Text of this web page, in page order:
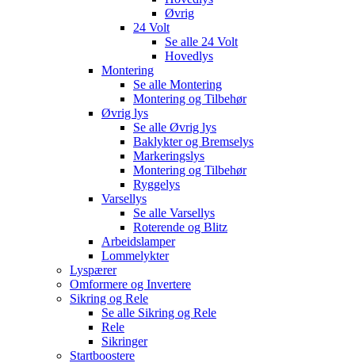
Øvrig
24 Volt
Se alle 24 Volt
Hovedlys
Montering
Se alle Montering
Montering og Tilbehør
Øvrig lys
Se alle Øvrig lys
Baklykter og Bremselys
Markeringslys
Montering og Tilbehør
Ryggelys
Varsellys
Se alle Varsellys
Roterende og Blitz
Arbeidslamper
Lommelykter
Lyspærer
Omformere og Invertere
Sikring og Rele
Se alle Sikring og Rele
Rele
Sikringer
Startboostere